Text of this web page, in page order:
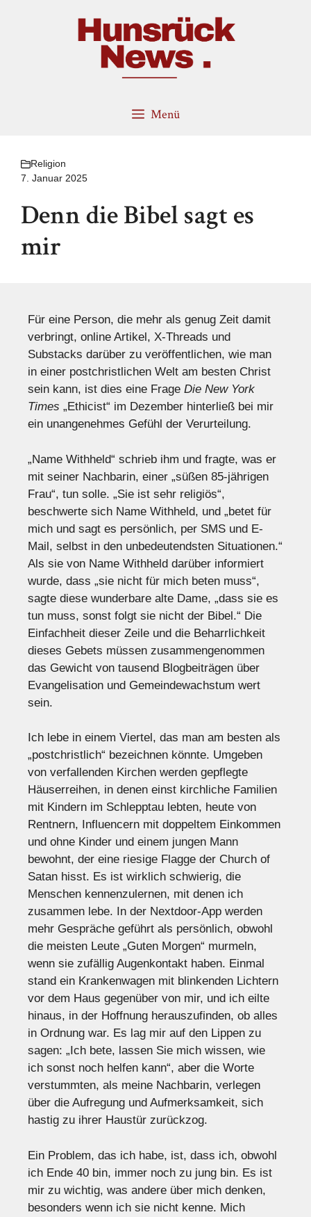
Menü
Religion
7. Januar 2025
Denn die Bibel sagt es
mir
Für eine Person, die mehr als genug Zeit damit
verbringt, online Artikel, X-Threads und
Substacks darüber zu veröffentlichen, wie man
in einer postchristlichen Welt am besten Christ
sein kann, ist dies eine Frage Die New York
Times „Ethicist“ im Dezember hinterließ bei mir
ein unangenehmes Gefühl der Verurteilung.
„Name Withheld“ schrieb ihm und fragte, was er
mit seiner Nachbarin, einer „süßen 85-jährigen
Frau“, tun solle. „Sie ist sehr religiös“,
beschwerte sich Name Withheld, und „betet für
mich und sagt es persönlich, per SMS und E-
Mail, selbst in den unbedeutendsten Situationen.“
Als sie von Name Withheld darüber informiert
wurde, dass „sie nicht für mich beten muss“,
sagte diese wunderbare alte Dame, „dass sie es
tun muss, sonst folgt sie nicht der Bibel.“ Die
Einfachheit dieser Zeile und die Beharrlichkeit
dieses Gebets müssen zusammengenommen
das Gewicht von tausend Blogbeiträgen über
Evangelisation und Gemeindewachstum wert
sein.
Ich lebe in einem Viertel, das man am besten als
„postchristlich“ bezeichnen könnte. Umgeben
von verfallenden Kirchen werden gepflegte
Häuserreihen, in denen einst kirchliche Familien
mit Kindern im Schlepptau lebten, heute von
Rentnern, Influencern mit doppeltem Einkommen
und ohne Kinder und einem jungen Mann
bewohnt, der eine riesige Flagge der Church of
Satan hisst. Es ist wirklich schwierig, die
Menschen kennenzulernen, mit denen ich
zusammen lebe. In der Nextdoor-App werden
mehr Gespräche geführt als persönlich, obwohl
die meisten Leute „Guten Morgen“ murmeln,
wenn sie zufällig Augenkontakt haben. Einmal
stand ein Krankenwagen mit blinkenden Lichtern
vor dem Haus gegenüber von mir, und ich eilte
hinaus, in der Hoffnung herauszufinden, ob alles
in Ordnung war. Es lag mir auf den Lippen zu
sagen: „Ich bete, lassen Sie mich wissen, wie
ich sonst noch helfen kann“, aber die Worte
verstummten, als meine Nachbarin, verlegen
über die Aufregung und Aufmerksamkeit, sich
hastig zu ihrer Haustür zurückzog.
Ein Problem, das ich habe, ist, dass ich, obwohl
ich Ende 40 bin, immer noch zu jung bin. Es ist
mir zu wichtig, was andere über mich denken,
besonders wenn ich sie nicht kenne. Mich